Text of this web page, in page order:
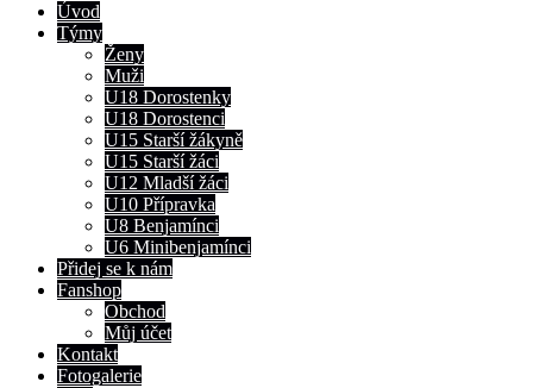
Úvod
Týmy
Ženy
Muži
U18 Dorostenky
U18 Dorostenci
U15 Starší žákyně
U15 Starší žáci
U12 Mladší žáci
U10 Přípravka
U8 Benjamínci
U6 Minibenjamínci
Přidej se k nám
Fanshop
Obchod
Můj účet
Kontakt
Fotogalerie